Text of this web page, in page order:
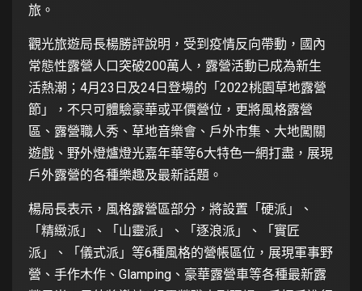
旅。
觀光旅遊局長楊勝評說明，受到疫情反向帶動，國內
常態性露營人口突破200萬人，露營活動已成為新生
活熱潮；4月23日及24日登場的「2022桃園草地露營
節」，不只可體驗豪華或平價營位，更將風格露營
區、露營職人秀、草地音樂會、戶外市集、大地闖關
遊戲、野外燈爐燈光嘉年華等6大特色一網打盡，展現
戶外露營的各種樂趣及最新話題。
楊局長表示，風格露營區部分，將設置「硬派」、
「精緻派」、「山靈派」、「逐浪派」、「實匠
派」、「儀式派」等6種風格的營帳區位，展現軍事野
營、手作木作、Glamping、豪華露營車等各種最新露